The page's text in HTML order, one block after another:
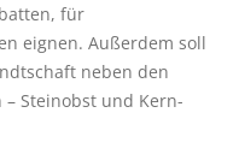
für
eignen. Außerdem soll
neben den
Steinobst und Kern-